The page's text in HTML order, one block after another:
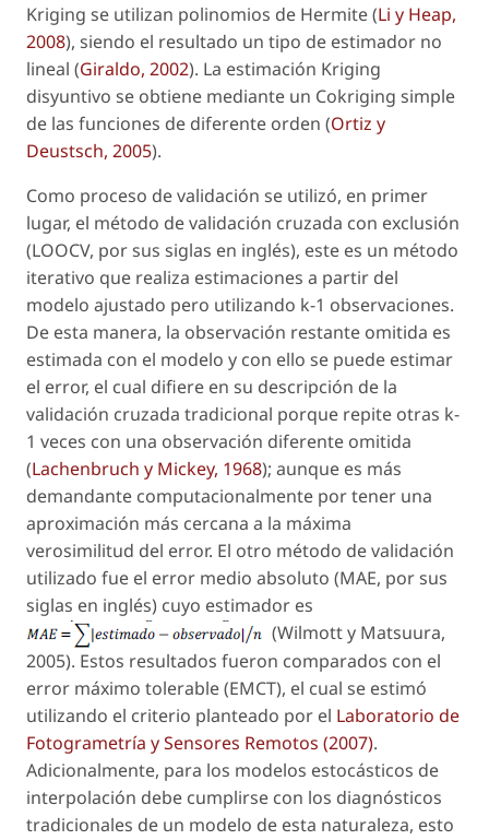
Kriging se utilizan polinomios de Hermite (Li y Heap,
2008), siendo el resultado un tipo de estimador no
lineal (Giraldo, 2002). La estimación Kriging
disyuntivo se obtiene mediante un Cokriging simple
de las funciones de diferente orden (Ortiz y
Deustsch, 2005).
Como proceso de validación se utilizó, en primer
lugar, el método de validación cruzada con exclusión
(LOOCV, por sus siglas en inglés), este es un método
iterativo que realiza estimaciones a partir del
modelo ajustado pero utilizando k-1 observaciones.
De esta manera, la observación restante omitida es
estimada con el modelo y con ello se puede estimar
el error, el cual difiere en su descripción de la
validación cruzada tradicional porque repite otras k-
1 veces con una observación diferente omitida
(Lachenbruch y Mickey, 1968); aunque es más
demandante computacionalmente por tener una
aproximación más cercana a la máxima
verosimilitud del error. El otro método de validación
utilizado fue el error medio absoluto (MAE, por sus
siglas en inglés) cuyo estimador es
(Wilmott y Matsuura,
2005). Estos resultados fueron comparados con el
error máximo tolerable (EMCT), el cual se estimó
utilizando el criterio planteado por el Laboratorio de
Fotogrametría y Sensores Remotos (2007).
Adicionalmente, para los modelos estocásticos de
interpolación debe cumplirse con los diagnósticos
tradicionales de un modelo de esta naturaleza, esto